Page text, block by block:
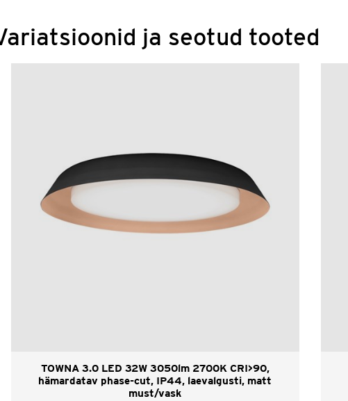
ja seotud tooted
TOWNA 3.0 LED 32W 3050lm 2700K CRI>90,
hämardatav phase-cut, IP44, laevalgusti, matt
must/vask